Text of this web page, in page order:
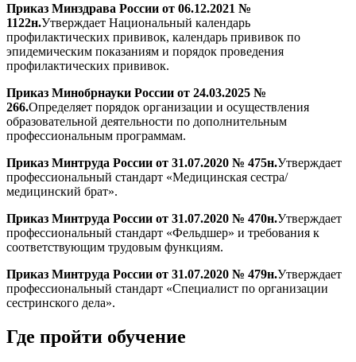
Приказ Минздрава России от 06.12.2021 №
1122н.Утверждает Национальный календарь
профилактических прививок, календарь прививок по
эпидемическим показаниям и порядок проведения
профилактических прививок.
Приказ Минобрнауки России от 24.03.2025 №
266.Определяет порядок организации и осуществления
образовательной деятельности по дополнительным
профессиональным программам.
Приказ Минтруда России от 31.07.2020 № 475н.Утверждает
профессиональный стандарт «Медицинская сестра/
медицинский брат».
Приказ Минтруда России от 31.07.2020 № 470н.Утверждает
профессиональный стандарт «Фельдшер» и требования к
соответствующим трудовым функциям.
Приказ Минтруда России от 31.07.2020 № 479н.Утверждает
профессиональный стандарт «Специалист по организации
сестринского дела».
Где пройти обучение